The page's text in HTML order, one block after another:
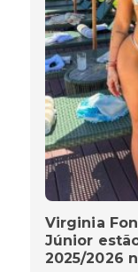
Virginia
Júnior
2025/2026